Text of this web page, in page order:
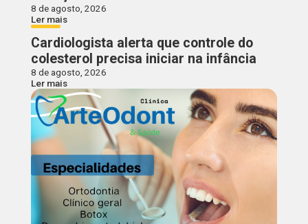
8 de agosto, 2026
Ler mais
Cardiologista alerta que controle do
colesterol precisa iniciar na infância
8 de agosto, 2026
Ler mais